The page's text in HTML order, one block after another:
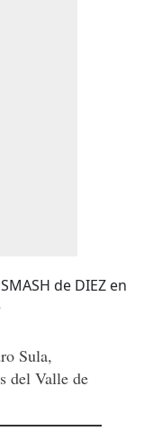
Sula,
del Valle de